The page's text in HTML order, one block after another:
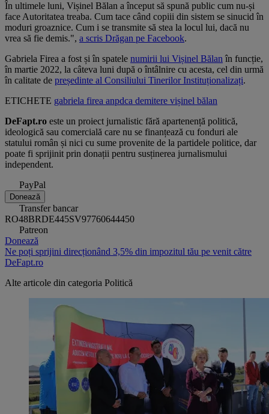
În ultimele luni, Vișinel Bălan a început să spună public cum nu-și
face Autoritatea treaba. Cum tace când copiii din sistem se sinucid în
moduri groaznice. Cum i se transmite să stea la locul lui, dacă nu
vrea să fie demis.", a scris Drăgan pe Facebook.
Gabriela Firea a fost și în spatele numirii lui Vișinel Bălan în funcție,
în martie 2022, la câteva luni după o întâlnire cu acesta, cel din urmă
în calitate de președinte al Consiliului Tinerilor Instituționalizați.
ETICHETE gabriela firea anpdca demitere vișinel bălan
DeFapt.ro este un proiect jurnalistic fără apartenență politică,
ideologică sau comercială care nu se finanțează cu fonduri ale
statului român și nici cu sume provenite de la partidele politice, dar
poate fi sprijinit prin donații pentru susținerea jurnalismului
independent.
PayPal
Donează
Transfer bancar
RO48BRDE445SV97760644450
Patreon
Donează
Ne poți sprijini direcționând 3,5% din impozitul tău pe venit către
DeFapt.ro
Alte articole din categoria Politică